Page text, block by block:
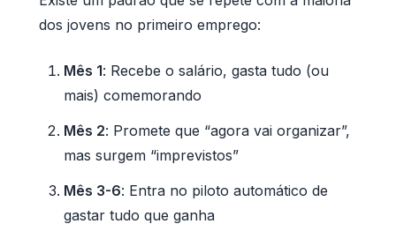
dos jovens no primeiro emprego:
Mês 1: Recebe o salário, gasta tudo (ou
mais) comemorando
Mês 2: Promete que “agora vai organizar”,
mas surgem “imprevistos”
Mês 3-6: Entra no piloto automático de
gastar tudo que ganha